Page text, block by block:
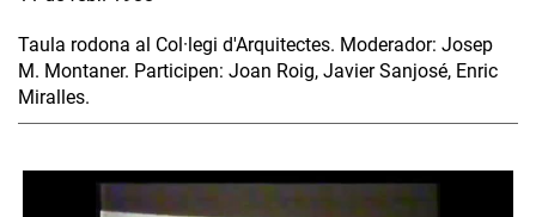
Taula rodona al Col·legi d'Arquitectes. Moderador: Josep
M. Montaner. Participen: Joan Roig, Javier Sanjosé, Enric
Miralles.